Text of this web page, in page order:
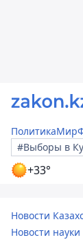
ПолитикаМир
#Выборы в
+33°
Новости
Новости